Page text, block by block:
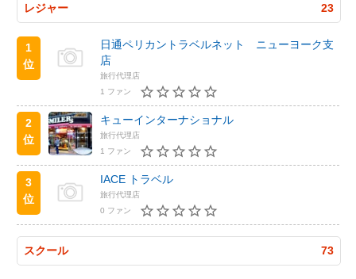
レジャー 23
1
位
日通ペリカントラベルネット ニューヨーク支
店
旅行代理店
1 ファン
2
位
キューインターナショナル
旅行代理店
1 ファン
3
位
IACE トラベル
旅行代理店
0 ファン
スクール 73